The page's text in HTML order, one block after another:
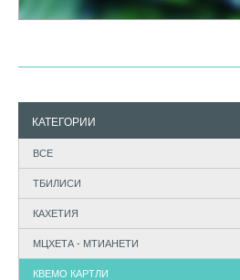
КАТЕГОРИИ
ВСЕ
ТБИЛИСИ
КАХЕТИЯ
МЦХЕТА - МТИАНЕТИ
КВЕМО КАРТЛИ